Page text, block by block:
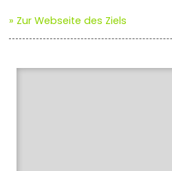
» Zur Webseite des Ziels